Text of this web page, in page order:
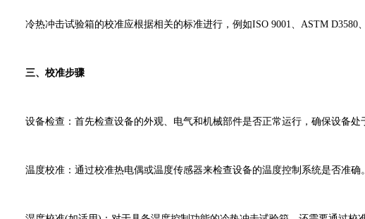
冷热冲击试验箱的校准应根据相关的标准进行，例如ISO 9001、ASTM D3580
三、校准步骤
设备检查：首先检查设备的外观、电气和机械部件是否正常运行，确保设备处
温度校准：通过校准热电偶或温度传感器来检查设备的温度控制系统是否准确